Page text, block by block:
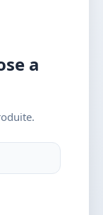
a